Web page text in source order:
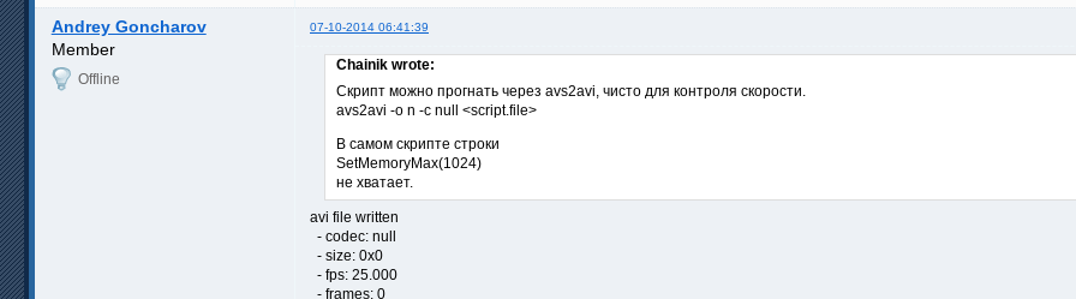
Andrey Goncharov 07-10-2014 06:41:39
Member
Offline
Chainik wrote:
Скрипт можно прогнать через avs2avi, чисто для контроля скорости.
avs2avi -o n -c null <script.file>
В самом скрипте строки
SetMemoryMax(1024)
не хватает.
avi file written
- codec: null
- size: 0x0
- fps: 25.000
- frames: 0